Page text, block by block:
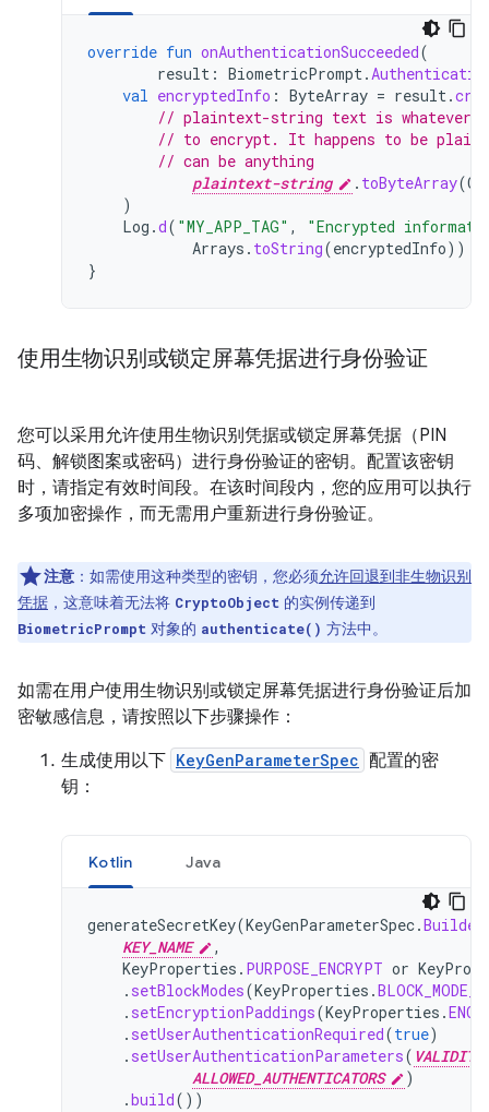
override fun onAuthenticationSucceeded(
result : BiometricPrompt.
val encryptedInfo : ByteArray = result.
// plaintext-string text is whatever
// to encrypt. It happens to be
// can be anything
plaintext-string
. toByteArray(
)
Log .d( "MY_APP_TAG" ,
"Encrypted
Arrays . toString(encryptedInfo))
}
使用生物识别或锁定屏幕凭据进行身份验证
您可以采用允许使用生物识别凭据或锁定屏幕凭据（PIN
码、解锁图案或密码）进行身份验证的密钥。配置该密钥
时，请指定有效时间段。在该时间段内，您的应用可以执行
多项加密操作，而无需用户重新进行身份验证。
注意 ：如需使用这种类型的密钥，您必须允许回退到非生物识别
凭据 ，这意味着无法将 CryptoObject 的实例传递到
BiometricPrompt 对象的 authenticate() 方法中。
如需在用户使用生物识别或锁定屏幕凭据进行身份验证后加
密敏感信息，请按照以下步骤操作：
生成使用以下 KeyGenParameterSpec 配置的密
钥：
Kotlin Java
generateSecretKey(KeyGenParameterSpec.Builder
KEY_NAME
,
KeyProperties . PURPOSE_ENCRYPT or
. setBlockModes(KeyProperties .
. setEncryptionPaddings(KeyProperties .
. setUserAuthenticationRequired(true)
. setUserAuthenticationParameters(
ALLOWED_AUTHENTICATORS
)
.build())